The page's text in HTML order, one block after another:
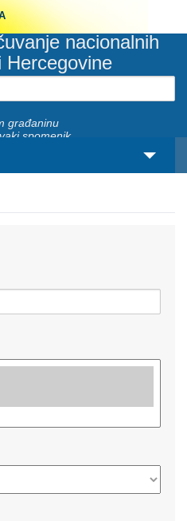
nacionalnih
Hercegovine
građaninu
spomenik